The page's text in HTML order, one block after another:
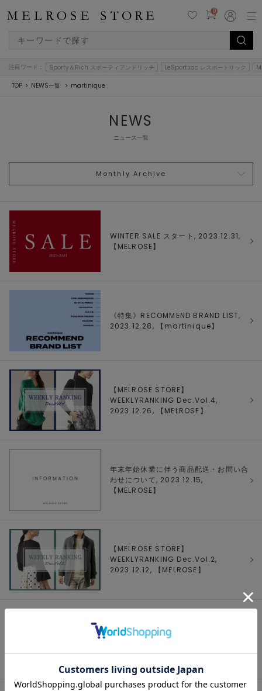
0
注目ワード： Sporty＆Rich スポーティアンドリッチ LeSportsac レスポートサック
TOP NEWS一覧 martinique
NEWS
ニュース一覧
Monthly Archive
WINTER SALE スタート, 2023.12.31,
【 MELROSE】
《特集》RECOMMEND BRAND LIST,
2023.12.28, 【 martinique】
【MELROSE STORE】
WEEKLYRANKING Dec.Vol.4,
2023.12.26, 【 MELROSE 】
年末年始休業に伴う商品配送・お問い合
わせについて, 2023.12.15,
【 MELROSE】
【MELROSE STORE】
WEEKLYRANKING Dec.Vol.2,
2023.12.12, 【 MELROSE 】
【MELROSE STORE】
WEEKLYRANKING Dec.Vol.1,